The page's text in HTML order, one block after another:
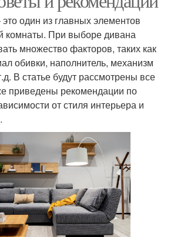
один из главных элементов
комнаты. При выборе дивана
множество факторов, таких как
обивки, наполнитель, механизм
В статье будут рассмотрены все
приведены рекомендации по
от стиля интерьера и